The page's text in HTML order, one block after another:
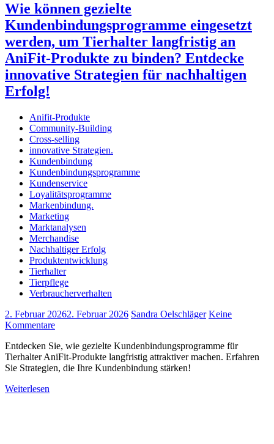
Wie können gezielte
Kundenbindungsprogramme eingesetzt
werden, um Tierhalter langfristig an
AniFit-Produkte zu binden? Entdecke
innovative Strategien für nachhaltigen
Erfolg!
Anifit-Produkte
Community-Building
Cross-selling
innovative Strategien.
Kundenbindung
Kundenbindungsprogramme
Kundenservice
Loyalitätsprogramme
Markenbindung.
Marketing
Marktanalysen
Merchandise
Nachhaltiger Erfolg
Produktentwicklung
Tierhalter
Tierpflege
Verbraucherverhalten
2. Februar 20262. Februar 2026 Sandra Oelschläger Keine
Kommentare
Entdecken Sie, wie gezielte Kundenbindungsprogramme für
Tierhalter AniFit-Produkte langfristig attraktiver machen. Erfahren
Sie Strategien, die Ihre Kundenbindung stärken!
Weiterlesen